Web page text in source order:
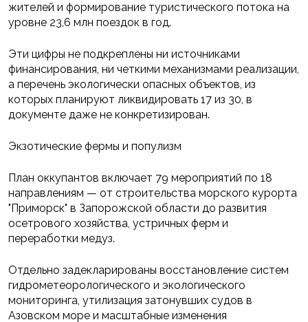
жителей и формирование туристического потока на
уровне 23,6 млн поездок в год.
Эти цифры не подкреплены ни источниками
финансирования, ни четкими механизмами реализации,
а перечень экологически опасных объектов, из
которых планируют ликвидировать 17 из 30, в
документе даже не конкретизирован.
Экзотические фермы и популизм
План оккупантов включает 79 мероприятий по 18
направлениям — от строительства морского курорта
"Приморск" в Запорожской области до развития
осетрового хозяйства, устричных ферм и
переработки медуз.
Отдельно задекларированы восстановление систем
гидрометеорологического и экологического
мониторинга, утилизация затонувших судов в
Азовском море и масштабные изменения